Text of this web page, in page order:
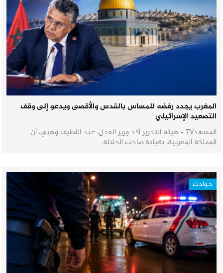
المغرب يجدد رفضه للمساس بالقدس والأقصى ويدعو إلى وقف
التصعيد الإسرائيلي
المشهدTV - هيئة التحرير أكد وزير العدل، عبد اللطيف وهبي، أن
المملكة المغربية، بقيادة صاحب الجلالة…
حوادث